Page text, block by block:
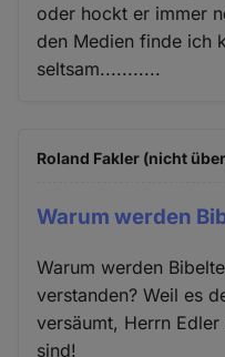
oder hockt er immer
den Medien finde ich
seltsam...........
Roland Fakler (nicht
Warum werden
Warum werden
verstanden? Weil es
versäumt, Herrn
sind!